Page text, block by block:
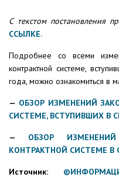
С текстом постановления
ССЫЛКЕ.
Подробнее со всеми
контрактной системе,
года, можно ознакомиться в
— ОБЗОР ИЗМЕНЕНИЙ
СИСТЕМЕ, ВСТУПИВШИХ В
— ОБЗОР
КОНТРАКТНОЙ СИСТЕМЕ В
Источник: